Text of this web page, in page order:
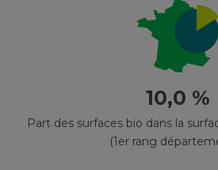
10,0 %
Part des surfaces bio dans la
(1er rang